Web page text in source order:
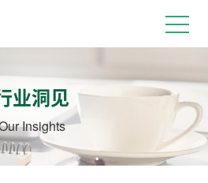
业洞见
Insights